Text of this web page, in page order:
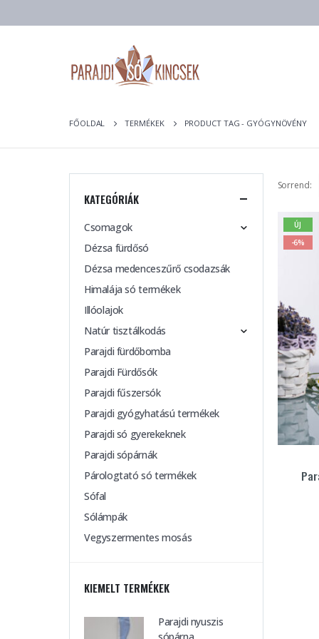
FŐOLDAL TERMÉKEK PRODUCT TAG - GYÓGYNÖVÉNY
Sorrend:
ÚJ
-6%
KATEGÓRIÁK
Csomagok
Dézsa fürdősó
Dézsa medenceszűrő csodazsák
Himalája só termékek
Illóolajok
Natúr tisztálkodás
Parajdi fürdőbomba
Parajdi Fürdősók
Parajdi fűszersók
Parajdi gyógyhatású termékek
Parajdi só gyerekeknek
Parajdi sópárnák
Párologtató só termékek
Sófal
Sólámpák
Vegyszermentes mosás
KIEMELT TERMÉKEK
Parajdi nyuszis